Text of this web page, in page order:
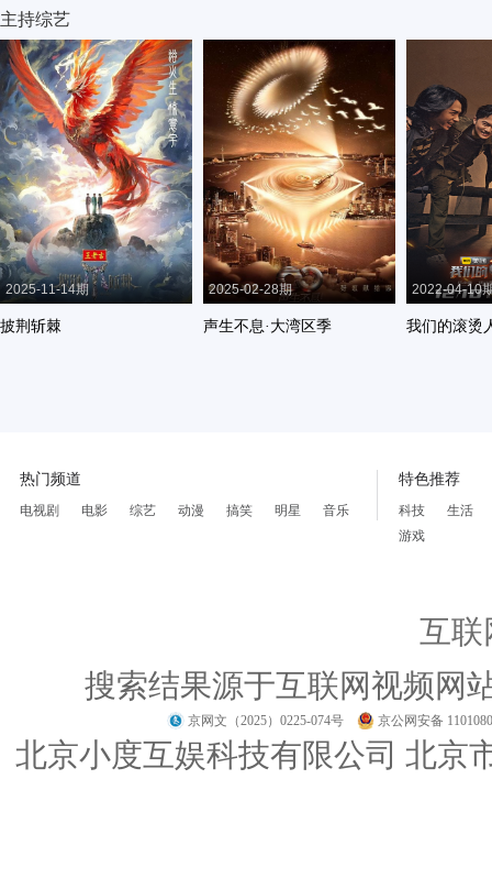
主持综艺
2025-11-14期
披荆斩棘
2025-02-28期
声生不息·大湾区季
2022-04-10
我们的滚烫
热门频道
电视剧 电影 综艺 动漫 搞笑 明星 音乐
特色推荐
科技
生活
游戏
互联
搜索结果源于互联网视频网
京网文（2025）0225-074号 京公网安备
北京小度互娱科技有限公司 北京